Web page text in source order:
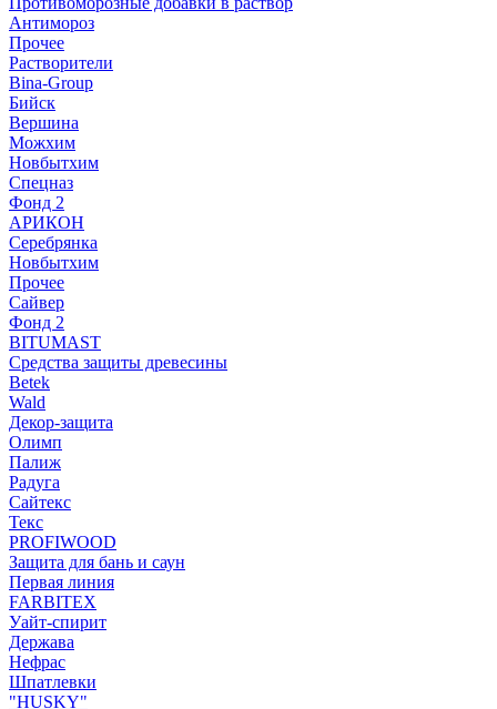
Антимороз
Прочее
Растворители
Bina-Group
Бийск
Вершина
Можхим
Новбытхим
Спецназ
Фонд 2
АРИКОН
Серебрянка
Новбытхим
Прочее
Сайвер
Фонд 2
BITUMAST
Средства защиты древесины
Betek
Wald
Декор-защита
Олимп
Палиж
Радуга
Сайтекс
Текс
PROFIWOOD
Защита для бань и саун
Первая линия
FARBITEX
Уайт-спирит
Держава
Нефрас
Шпатлевки
"HUSKY"